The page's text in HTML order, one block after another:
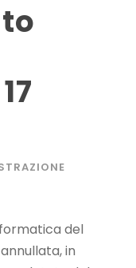
del
in